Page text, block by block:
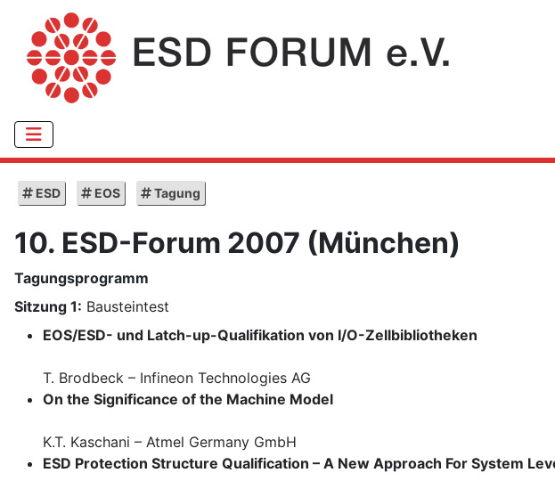
ESD EOS Tagung
10. ESD-Forum 2007 (München)
Tagungsprogramm
Sitzung 1: Bausteintest
EOS/ESD- und Latch-up-Qualifikation von I/O-Zellbibliotheken
T. Brodbeck – Infineon Technologies AG
On the Significance of the Machine Model
K.T. Kaschani – Atmel Germany GmbH
ESD Protection Structure Qualification – A New Approach For System